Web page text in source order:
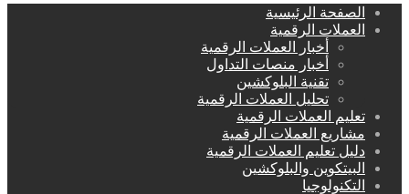
الصفحة الرئيسية
العملات الرقمية
أخبار العملات الرقمية
أخبار منصات التداول
تقنية البلوكشين
تحليل العملات الرقمية
تعليم العملات الرقمية
مشاريع العملات الرقمية
دليل تعليم العملات الرقمية
البيتكوين والبلوكشين
التكنولوجيا